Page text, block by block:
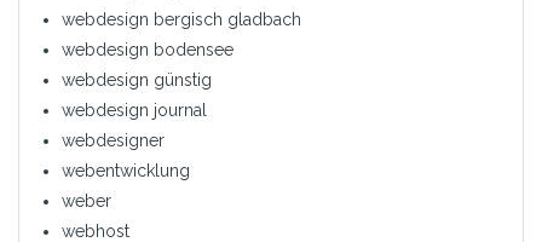
webdesign bergisch gladbach
webdesign bodensee
webdesign günstig
webdesign journal
webdesigner
webentwicklung
weber
webhost